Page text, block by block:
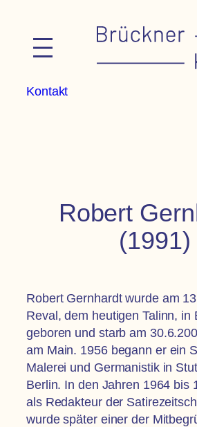
springen
Kontakt
Robert
(1991)
Robert Gernhardt wurde am
Reval, dem heutigen Talinn, in
geboren und starb am
am Main. 1956 begann er ein
Malerei und Germanistik in
Berlin. In den Jahren 1964 bis
als Redakteur der
wurde später einer der